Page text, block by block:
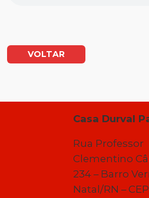
VOLTAR
Casa Durval
Rua Professor
Clementino
234 – Barro
Natal/RN –